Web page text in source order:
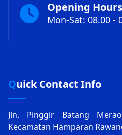
Opening Hours
Mon-Sat: 08.00 -
Quick Contact Info
Jln. Pinggir Batang
Kecamatan Hamparan